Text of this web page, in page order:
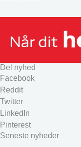
Del nyhed
Facebook
Reddit
Twitter
LinkedIn
Pinterest
Seneste nyheder